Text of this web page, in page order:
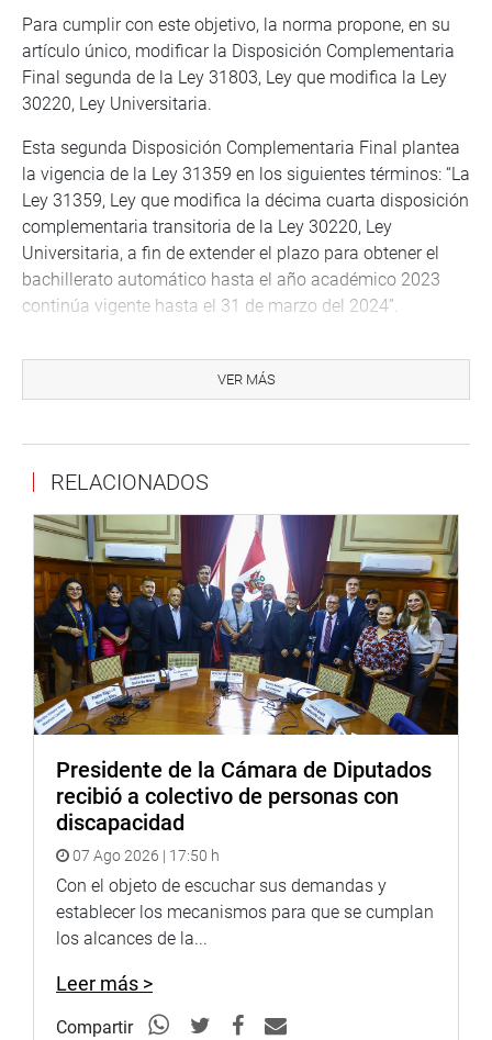
Para cumplir con este objetivo, la norma propone, en su
artículo único, modificar la Disposición Complementaria
Final segunda de la Ley 31803, Ley que modifica la Ley
30220, Ley Universitaria.
Esta segunda Disposición Complementaria Final plantea
la vigencia de la Ley 31359 en los siguientes términos: “La
Ley 31359, Ley que modifica la décima cuarta disposición
complementaria transitoria de la Ley 30220, Ley
Universitaria, a fin de extender el plazo para obtener el
bachillerato automático hasta el año académico 2023
continúa vigente hasta el 31 de marzo del 2024”.
Zelada (PB), sostuvo que esta prórroga plantea la “idea de
que el mercado laboral necesita profesionales”.
“Luego de la pandemia el ministro (Alex) Contreras (titular
del Ministerio de Economía y Finanzas) ha reconocido
este mercado laboral sea reforzado con más jóvenes que
desean graduarse”, manifestó.
OFICINA DE COMUNICACIONES E IMAGEN
INSTITUCIONAL
VER MÁS
RELACIONADOS
Presidente de la Cámara de Diputados
recibió a colectivo de personas con
discapacidad
07 Ago 2026 | 17:50 h
Con el objeto de escuchar sus demandas y
establecer los mecanismos para que se cumplan
los alcances de la...
Leer más >
Compartir